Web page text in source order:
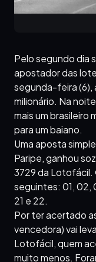
Pelo segundo dia
apostador das
segunda-feira (6),
milionário. Na
mais um brasileiro
para um baiano.
Uma aposta
Paripe, ganhou
3729 da Lotofácil.
seguintes: 01, 02,
21 e 22.
Por ter acertado
vencedora) vai
Lotofácil, quem
muito menos.